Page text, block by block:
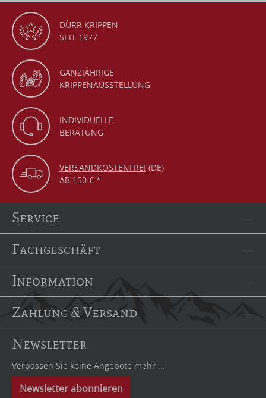
DÜRR KRIPPEN
SEIT 1977
GANZJÄHRIGE
KRIPPENAUSSTELLUNG
INDIVIDUELLE
BERATUNG
VERSANDKOSTENFREI (DE)
AB 150 € *
Service
Fachgeschäft
Information
Zahlung & Versand
Newsletter
Verpassen Sie keine Angebote mehr ...
Newsletter abonnieren